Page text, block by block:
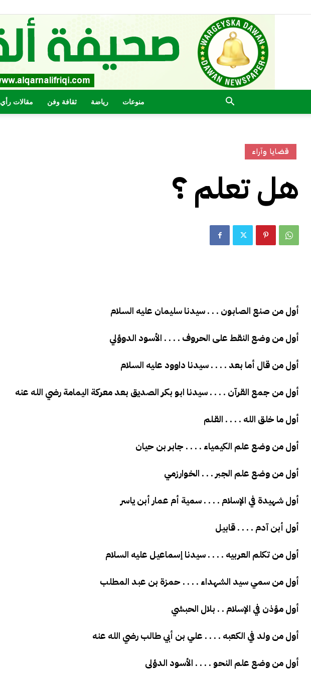
مقالات رأي ثقافة وفن رياضة منوعات
قضايا وآراء
هل تعلم ؟
أول من صنع الصابون . . . سيدنا سليمان عليه السلام
أول من وضع النقط على الحروف . . . . الأسود الدوؤلي
أول من قال أما بعد . . . . سيدنا داوود عليه السلام
أول من جمع القرآن . . . . سيدنا ابو بكر الصديق بعد معركة اليمامة رضي الله عنه
أول ما خلق الله . . . . القـلم
أول من وضع علم الكيمياء . . . . جابر بن حيان
أول من وضع علم الجبر . . . الخوارزمي
أول شهيدة في الإسلام . . . . سمية أم عمار أبن ياسر
أول أبن آدم . . . . قابيل
أول من تكلم العربيه . . . . سيدنا إسماعيل عليه السلام
أول من سمي سيد الشهداء . . . . حمزة بن عبد المطلب
أول مؤذن في الإسلام . . بلال الحبشي
أول من ولد في الكعبه . . . . علي بن أبي طالب رضي الله عنه
أول من وضع علم النحو . . . . الأسود الدؤلى